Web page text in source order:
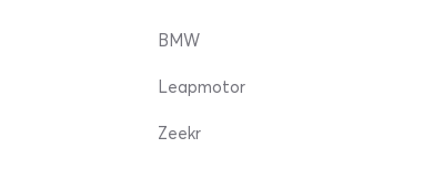
BMW
Leapmotor
Zeekr